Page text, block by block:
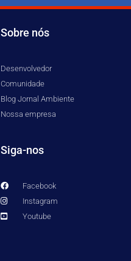
Sobre nós
Desenvolvedor
Comunidade
Blog Jornal Ambiente
Nossa empresa
Siga-nos
Facebook
Instagram
Youtube